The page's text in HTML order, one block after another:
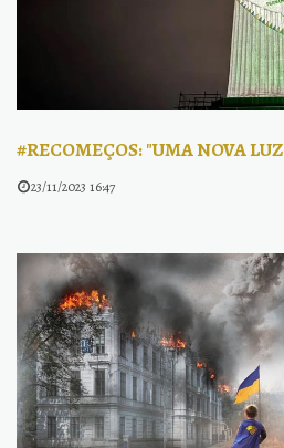
#RECOMEÇOS: "UMA NOVA
23/11/2023 16:47